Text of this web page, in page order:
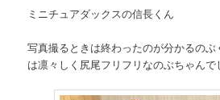
ミニチュアダックスの信長くん
写真撮るときは終わったのが分かるの
は凛々しく尻尾フリフリなのぶちゃんで